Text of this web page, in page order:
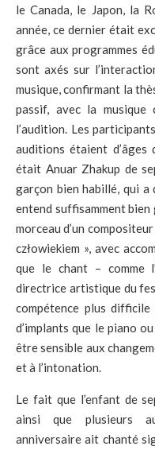
le Canada, le Japon, la
année, ce dernier était
grâce aux programmes
sont axés sur
musique, confirmant la
passif, avec la musique
l’audition. Les
auditions étaient d’âges
était Anuar Zhakup de
garçon bien habillé, qui a
entend suffisamment bien
morceau d’un
człowiekiem », avec
que le chant – comme
directrice artistique du
compétence plus
d’implants que le piano
être sensible aux
et à l’intonation.
Le fait que l’enfant de
ainsi que plusieurs
anniversaire ait chanté